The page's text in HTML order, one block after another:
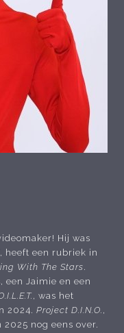
Hij was
, heeft een rubriek in
With The Stars.
een Jaimie en een
, was het
2024. Project D.I.N.O. ,
nog eens over.